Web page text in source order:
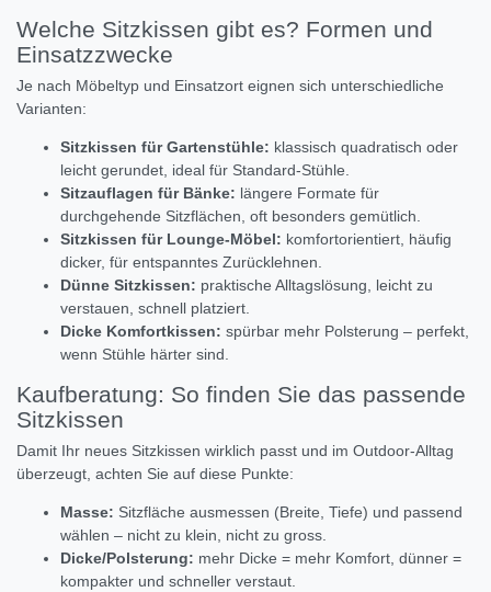
Welche Sitzkissen gibt es? Formen und
Einsatzzwecke
Je nach Möbeltyp und Einsatzort eignen sich unterschiedliche
Varianten:
Sitzkissen für Gartenstühle: klassisch quadratisch oder
leicht gerundet, ideal für Standard-Stühle.
Sitzauflagen für Bänke: längere Formate für
durchgehende Sitzflächen, oft besonders gemütlich.
Sitzkissen für Lounge-Möbel: komfortorientiert, häufig
dicker, für entspanntes Zurücklehnen.
Dünne Sitzkissen: praktische Alltagslösung, leicht zu
verstauen, schnell platziert.
Dicke Komfortkissen: spürbar mehr Polsterung – perfekt,
wenn Stühle härter sind.
Kaufberatung: So finden Sie das passende
Sitzkissen
Damit Ihr neues Sitzkissen wirklich passt und im Outdoor-Alltag
überzeugt, achten Sie auf diese Punkte:
Masse: Sitzfläche ausmessen (Breite, Tiefe) und passend
wählen – nicht zu klein, nicht zu gross.
Dicke/Polsterung: mehr Dicke = mehr Komfort, dünner =
kompakter und schneller verstaut.